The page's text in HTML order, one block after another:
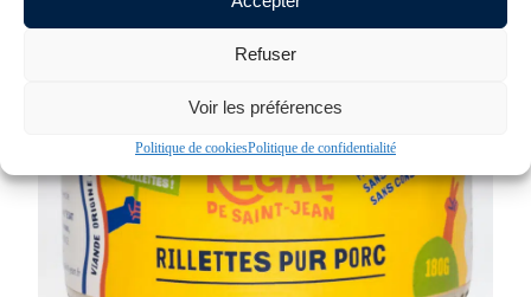
Refuser
Voir les préférences
Politique de cookiesPolitique de confidentialité